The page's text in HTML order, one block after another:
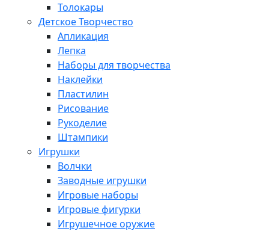
Толокары
Детское Творчество
Апликация
Лепка
Наборы для творчества
Наклейки
Пластилин
Рисование
Рукоделие
Штампики
Игрушки
Волчки
Заводные игрушки
Игровые наборы
Игровые фигурки
Игрушечное оружие